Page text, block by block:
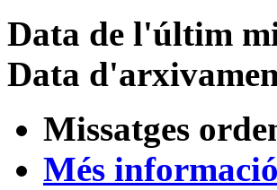
Data de l'últim
Data
Missatges
Més